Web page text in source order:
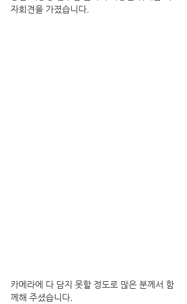
자회견을 가졌습니다.
카메라에 다 담지 못할 정도로 많은 분께서 함
께해 주셨습니다.